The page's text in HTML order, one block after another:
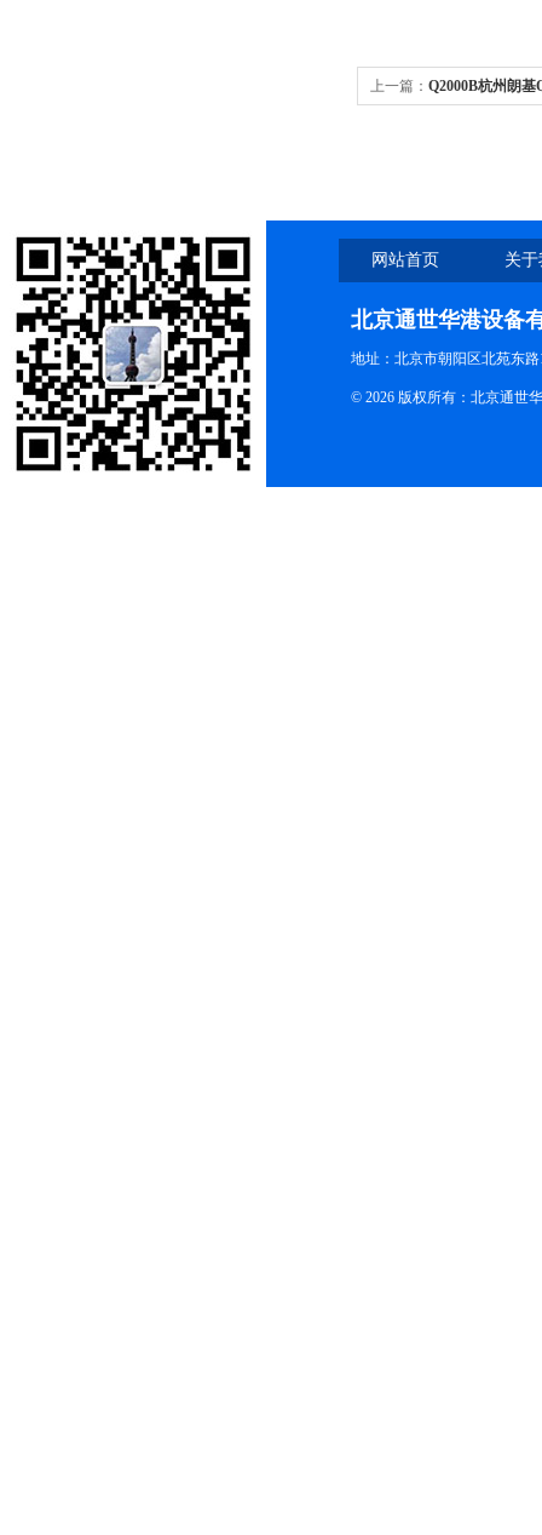
上一篇： Q2000B杭州朗基
网站首页 关
北京通世华港设备
地址：北京市朝阳区北苑东路
© 2026 版权所有：北京通世